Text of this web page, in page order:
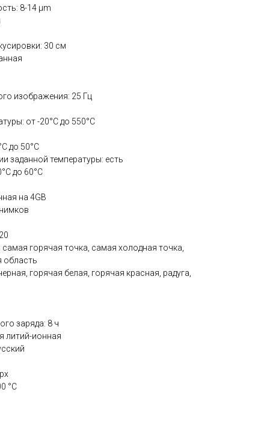
8-14 μm
30 см
изображения: 25 Гц
от -20°C до 550°C
до 50°C
заданной температуры: есть
до 60°C
на 4GB
горячая точка, самая холодная точка,
область
горячая белая, горячая красная, радуга,
заряда: 8 ч
литий-ионная
°C